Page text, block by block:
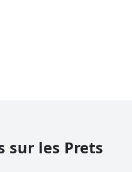
sur les Prets